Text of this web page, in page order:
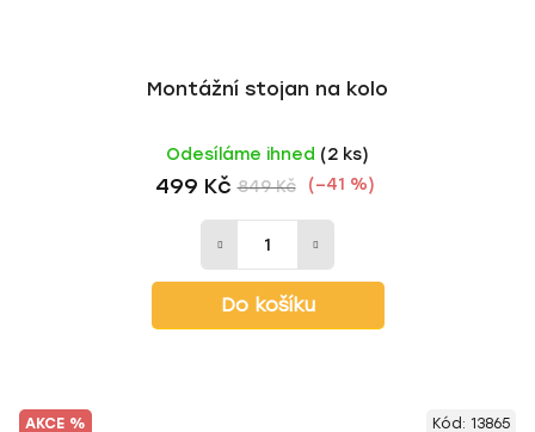
Montážní stojan na kolo
Odesíláme ihned (2 ks)
499 Kč 849 Kč (–41 %)
Do košíku
AKCE % Kód: 13865